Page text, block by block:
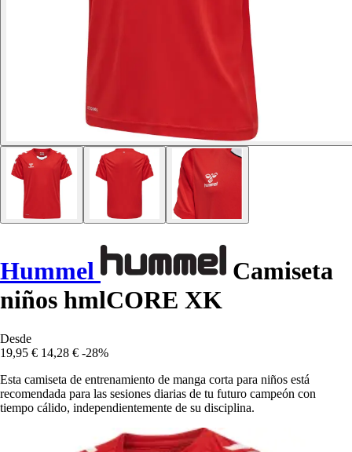
Hummel
Camiseta
niños hmlCORE XK
Desde
19,95 € 14,28 € -28%
Esta camiseta de entrenamiento de manga corta para niños está
recomendada para las sesiones diarias de tu futuro campeón con
tiempo cálido, independientemente de su disciplina.